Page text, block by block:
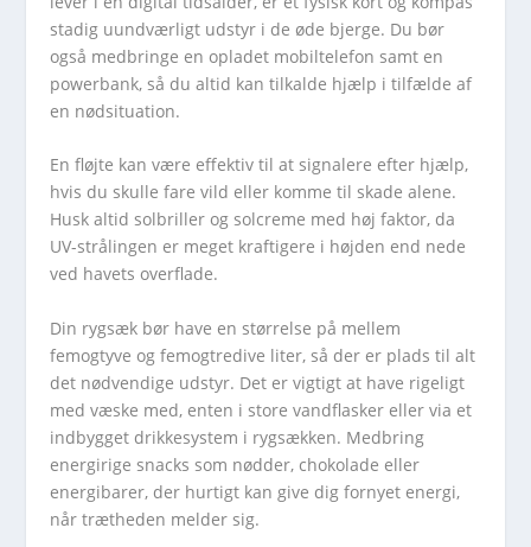
stadig uundværligt udstyr i de øde bjerge. Du bør
også medbringe en opladet mobiltelefon samt en
powerbank, så du altid kan tilkalde hjælp i tilfælde af
en nødsituation.
En fløjte kan være effektiv til at signalere efter hjælp,
hvis du skulle fare vild eller komme til skade alene.
Husk altid solbriller og solcreme med høj faktor, da
UV-strålingen er meget kraftigere i højden end nede
ved havets overflade.
Din rygsæk bør have en størrelse på mellem
femogtyve og femogtredive liter, så der er plads til alt
det nødvendige udstyr. Det er vigtigt at have rigeligt
med væske med, enten i store vandflasker eller via et
indbygget drikkesystem i rygsækken. Medbring
energirige snacks som nødder, chokolade eller
energibarer, der hurtigt kan give dig fornyet energi,
når trætheden melder sig.